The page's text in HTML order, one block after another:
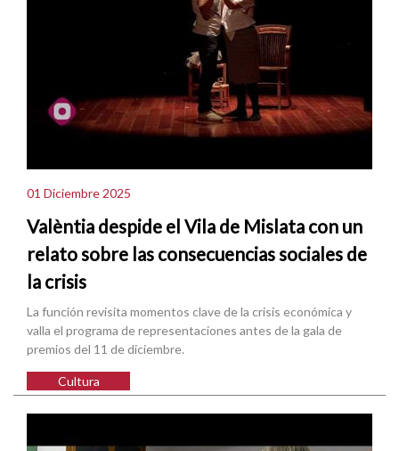
01 Diciembre 2025
Valèntia despide el Vila de Mislata con un
relato sobre las consecuencias sociales de
la crisis
La función revisita momentos clave de la crisis económica y
valla el programa de representaciones antes de la gala de
premios del 11 de diciembre.
Cultura